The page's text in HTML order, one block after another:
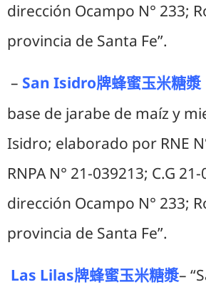
dirección Ocampo N° 233;
provincia de Santa Fe”.
– San Isidro牌蜂蜜玉米糖漿
base de jarabe de maíz y
Isidro; elaborado por RNE
RNPA N° 21-039213; C.G
dirección Ocampo N° 233;
provincia de Santa Fe”.
Las Lilas牌蜂蜜玉米糖漿–